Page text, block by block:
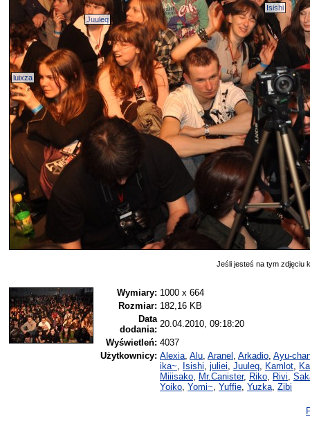
Isishi
Juuleq
luixza
Jeśli jesteś na tym zdjęciu
Wymiary: 1000 x 664
Rozmiar: 182,16 KB
Data
dodania:
20.04.2010, 09:18:20
Wyświetleń: 4037
Użytkownicy: Alexia Alu Aranel Arkadio Ayu-
ika~
Isishi juliei Juuleq Kamlot
Miiisako
Mr.Canister, Riko Rivi
Yoiko Yomi~ Yuffie Yuzka Zibi